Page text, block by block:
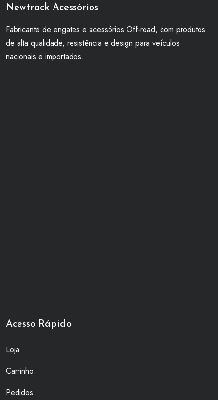
Newtrack Acessórios
Fabricante de engates e acessórios Off-road, com produtos
de alta qualidade, resistência e design para veículos
nacionais e importados.
Acesso Rápido
Loja
Carrinho
Pedidos